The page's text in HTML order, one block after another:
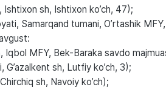
sh, Ishtixon ko’ch, 47);
Samarqand tumani, O’rtashik
MFY, Bek-Baraka savdo
sh, Lutfiy ko’ch, 3);
sh, Navoiy ko’ch);